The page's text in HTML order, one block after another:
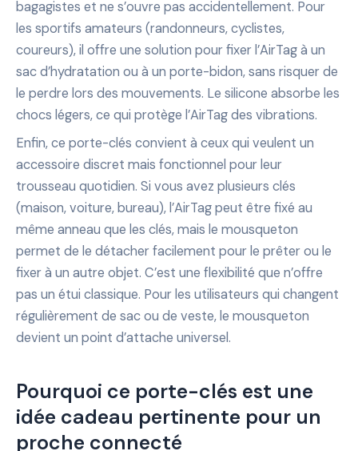
bagagistes et ne s’ouvre pas accidentellement. Pour
les sportifs amateurs (randonneurs, cyclistes,
coureurs), il offre une solution pour fixer l’AirTag à un
sac d’hydratation ou à un porte-bidon, sans risquer de
le perdre lors des mouvements. Le silicone absorbe les
chocs légers, ce qui protège l’AirTag des vibrations.
Enfin, ce porte-clés convient à ceux qui veulent un
accessoire discret mais fonctionnel pour leur
trousseau quotidien. Si vous avez plusieurs clés
(maison, voiture, bureau), l’AirTag peut être fixé au
même anneau que les clés, mais le mousqueton
permet de le détacher facilement pour le prêter ou le
fixer à un autre objet. C’est une flexibilité que n’offre
pas un étui classique. Pour les utilisateurs qui changent
régulièrement de sac ou de veste, le mousqueton
devient un point d’attache universel.
Pourquoi ce porte-clés est une
idée cadeau pertinente pour un
proche connecté